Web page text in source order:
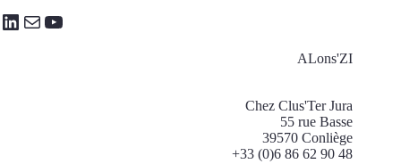
LinkedIn
E-mailYouTube
ALons'ZI
Chez Clus'Ter Jura
55 rue Basse
39570 Conliège
+33 (0)6 86 62 90 48